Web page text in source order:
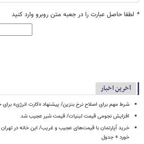
* لطفا حاصل عبارت را در جعبه متن روبرو وارد کنید
آخرین اخبار
شرط مهم برای اصلاح نرخ بنزین/ پیشنهاد «کارت انرژی» برای
افزایش نجومی قیمت لبنیات/ قیمت شیر عجیب شد
خورد + جدول